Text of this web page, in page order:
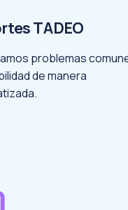
TADEO
problemas
de manera